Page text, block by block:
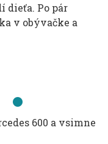
dieťa. Po pár
v obývačke a
600 a vsimne